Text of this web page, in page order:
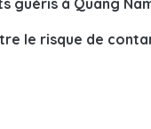
guéris à Quang
le risque de